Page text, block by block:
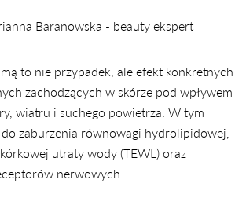
Baranowska - beauty ekspert
to nie przypadek, ale efekt konkretnych
zachodzących w skórze pod wpływem
wiatru i suchego powietrza. W tym
zaburzenia równowagi hydrolipidowej,
utraty wody (TEWL) oraz
nerwowych.